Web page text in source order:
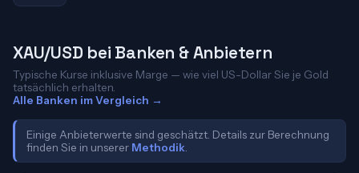
XAU/USD bei Banken & Anbietern
Typische Kurse inklusive Marge — wie viel US-Dollar Sie je Gold
tatsächlich erhalten.
Alle Banken im Vergleich →
Einige Anbieterwerte sind geschätzt. Details zur Berechnung
finden Sie in unserer Methodik